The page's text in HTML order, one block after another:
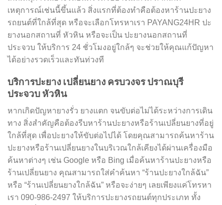
เหตุการณ์เช่นนี้ขึ้นแล้ว สิ่งแรกที่ต้องทำคือต้องหาร้านปะยาง
รถยนต์ที่ใกล้ที่สุด หรือจะเลือกโทรหาเรา PAYANG24HR ปะ
ยางนอกสถานที่ หัวหิน หรือจะเป็น ปะยางนอกสถานที่
ประจวบ ให้บริการ 24 ชั่วโมงอยู่ใกล้ๆ จะช่วยให้คุณแก้ปัญหา
ได้อย่างรวดเร็วและทันท่วงที
บริการปะยาง เปลี่ยนยาง ครบวงจร ปราณบุรี
ประจวบ หัวหิน
หากเกิดปัญหายางรั่ว ยางแตก จนขับต่อไม่ได้ระหว่างการเดิน
ทาง สิ่งสำคัญคือต้องรีบหาร้านปะยางหรือร้านเปลี่ยนยางที่อยู่
ใกล้ที่สุด เพื่อปะยางให้ขับต่อไปได้ โดยคุณสามารถค้นหาร้าน
ปะยางหรือร้านเปลี่ยนยางในบริเวณใกล้เคียงได้ผ่านเครื่องมือ
ค้นหาต่างๆ เช่น Google หรือ Bing เมื่อค้นหาร้านปะยางหรือ
ร้านเปลี่ยนยาง คุณสามารถใส่คำค้นหา “ร้านปะยางใกล้ฉัน”
หรือ “ร้านเปลี่ยนยางใกล้ฉัน” หรือจะง่ายๆ เลยเพียงแค่โทรหา
เรา 090-986-2497 ให้บริการปะยางรถยนต์ทุกประเภท ทั้ง